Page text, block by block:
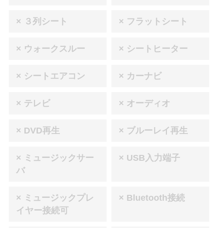
× ３列シート × フラットシート
× ウォークスルー × シートヒーター
× シートエアコン × カーナビ
× テレビ × オーディオ
× DVD再生 × ブルーレイ再生
× ミュージックサー
バ
× USB入力端子
× ミュージックプレ
イヤー接続可
× Bluetooth接続